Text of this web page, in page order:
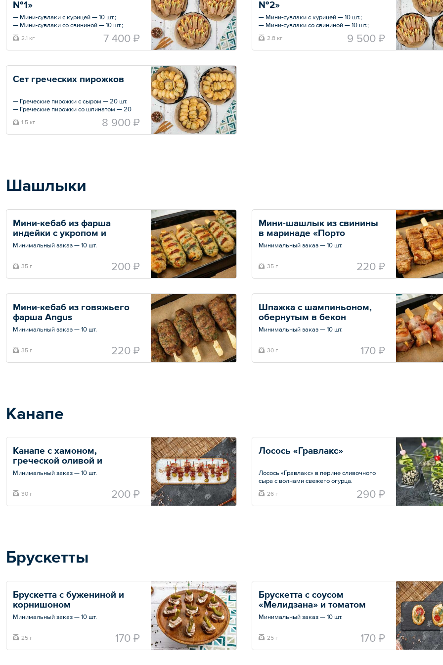
— Мини-салат с ростбифом — 4 шт.
— Пита — 1 шт.
№1»
— Мини-сувлаки с курицей — 10 шт.;
— Мини-сувлаки со свининой — 10 шт.;
— Мини-сувлаки с бифштексом из
говядины — 10 шт.
2.1 кг 7 400 ₽
№2»
— Мини-сувлаки с курицей — 10 шт.;
— Мини-сувлаки со свининой — 10 шт.;
— Мини-сувлаки с сыром «Халуми» — 10
шт.;
— Мини-сувлаки с бифштексом из
2.8 кг 9 500 ₽
Сет греческих пирожков
— Греческие пирожки с сыром — 20 шт.
— Греческие пирожки со шпинатом — 20
шт.
— Греческие пирожки с говяжьим фаршем
— 20 шт.
1.5 кг 8 900 ₽
Шашлыки
Мини-кебаб из фарша
индейки с укропом и
петрушкой
Минимальный заказ — 10 шт.
35 г 200 ₽
Мини-шашлык из свинины
в маринаде «Порто
Миконос»
Минимальный заказ — 10 шт.
35 г 220 ₽
Мини-кебаб из говяжьего
фарша Angus
Минимальный заказ — 10 шт.
35 г 220 ₽
Шпажка с шампиньоном,
обернутым в бекон
Минимальный заказ — 10 шт.
30 г 170 ₽
Канапе
Канапе с хамоном,
греческой оливой и
вяленным томатом
Минимальный заказ — 10 шт.
Общий вес – 30 г
30 г 200 ₽
Лосось «Гравлакс»
Лосось «Гравлакс» в перине сливочного
сыра с волнами свежего огурца.
Минимальный заказ — 10 шт.
26 г 290 ₽
Брускетты
Брускетта с бужениной и
корнишоном
Минимальный заказ — 10 шт.
25 г 170 ₽
Брускетта с соусом
«Мелидзана» и томатом
черри
Минимальный заказ — 10 шт.
25 г 170 ₽